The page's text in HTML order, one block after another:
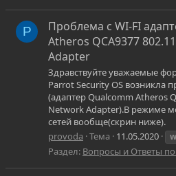
P
Проблема с WI-FI
Atheros QCA9377
Adapter
Здравствуйте уважаемые
Parrot Security OS возникла
(адаптер Qualcomm Atheros
Network Adapter).В режиме
сетей вообще(скрин ниже).
provoda Тема 11.05.2020
Раздел: Вопросы и Ответы